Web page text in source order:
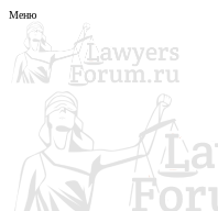
Меню